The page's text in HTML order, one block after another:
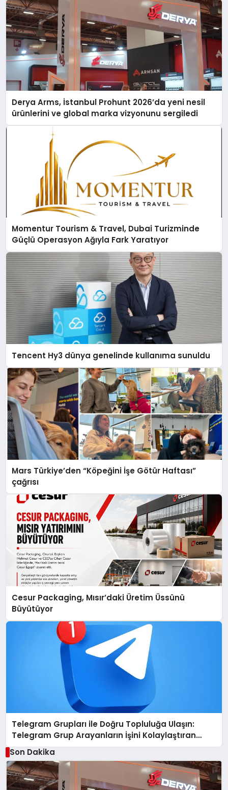
Derya Arms, İstanbul Prohunt 2026’da yeni nesil
ürünlerini ve global marka vizyonunu sergiledi
Momentur Tourism & Travel, Dubai Turizminde
Güçlü Operasyon Ağıyla Fark Yaratıyor
Tencent Hy3 dünya genelinde kullanıma sunuldu
Mars Türkiye’den “Köpeğini İşe Götür Haftası”
çağrısı
Cesur Packaging, Mısır’daki Üretim Üssünü
Büyütüyor
Telegram Grupları ile Doğru Topluluğa Ulaşın:
Telegram Grup Arayanların İşini Kolaylaştıran
Çözüm
Son Dakika